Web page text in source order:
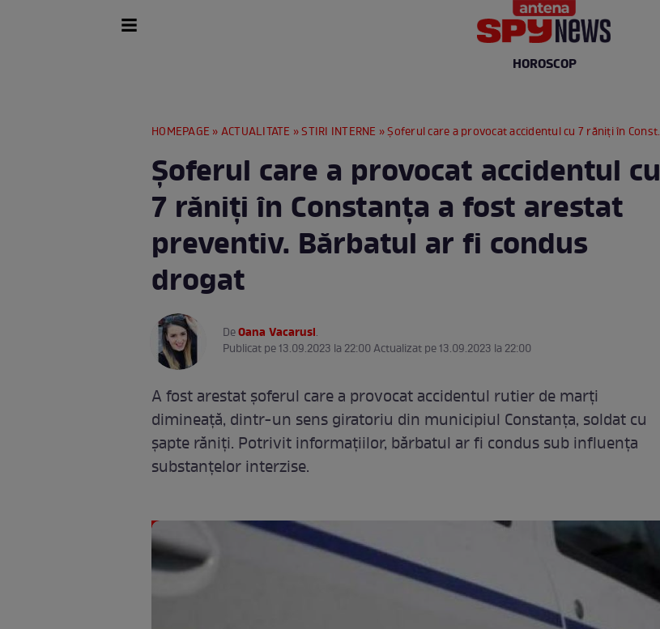
HOROSCOP
HOMEPAGE »ACTUALITATE »STIRI INTERNE » Șoferul care a provocat accidentul cu 7 răniți în Constanța a fost arestat preventiv. Bărbatul ar fi condus drogat
Șoferul care a provocat accidentul cu
7 răniți în Constanța a fost arestat
preventiv. Bărbatul ar fi condus
drogat
DeOana Vacarusi.
Publicat pe 13.09.2023 la 22:00 Actualizat pe 13.09.2023 la 22:00
A fost arestat șoferul care a provocat accidentul rutier de marţi
dimineaţă, dintr-un sens giratoriu din municipiul Constanţa, soldat cu
şapte răniţi. Potrivit informațiilor, bărbatul ar fi condus sub influența
substanțelor interzise.